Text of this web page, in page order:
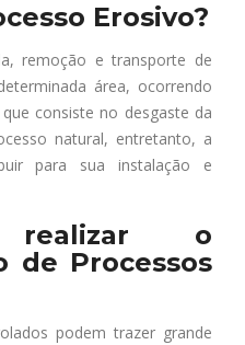
Erosivo?
remoção e transporte de
área, ocorrendo
consiste no desgaste da
natural, entretanto, a
para sua instalação e
o
de Processos
podem trazer grande